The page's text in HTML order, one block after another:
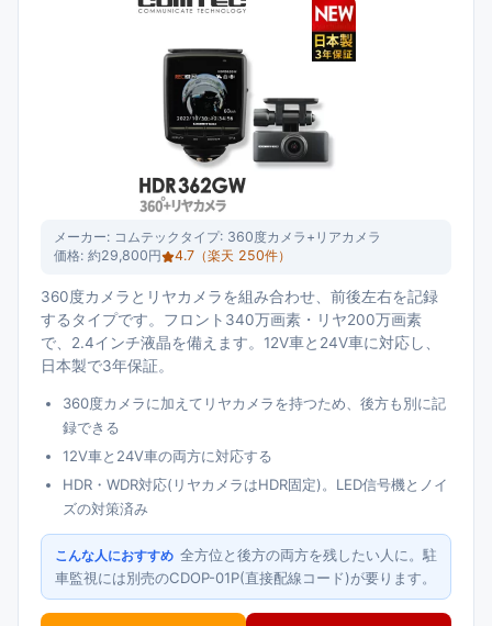
メーカー: コムテック タイプ: 360度カメラ+リアカメラ
価格: 約29,800円 4.7 （楽天 250件）
360度カメラとリヤカメラを組み合わせ、前後左右を記録
するタイプです。フロント340万画素・リヤ200万画素
で、2.4インチ液晶を備えます。12V車と24V車に対応し、
日本製で3年保証。
360度カメラに加えてリヤカメラを持つため、後方も別に記
録できる
12V車と24V車の両方に対応する
HDR・WDR対応(リヤカメラはHDR固定)。LED信号機とノイ
ズの対策済み
こんな人におすすめ 全方位と後方の両方を残したい人に。駐
車監視には別売のCDOP-01P(直接配線コード)が要ります。